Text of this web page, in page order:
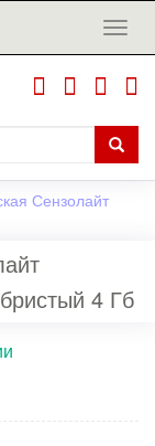
Сензолайт
4 Гб